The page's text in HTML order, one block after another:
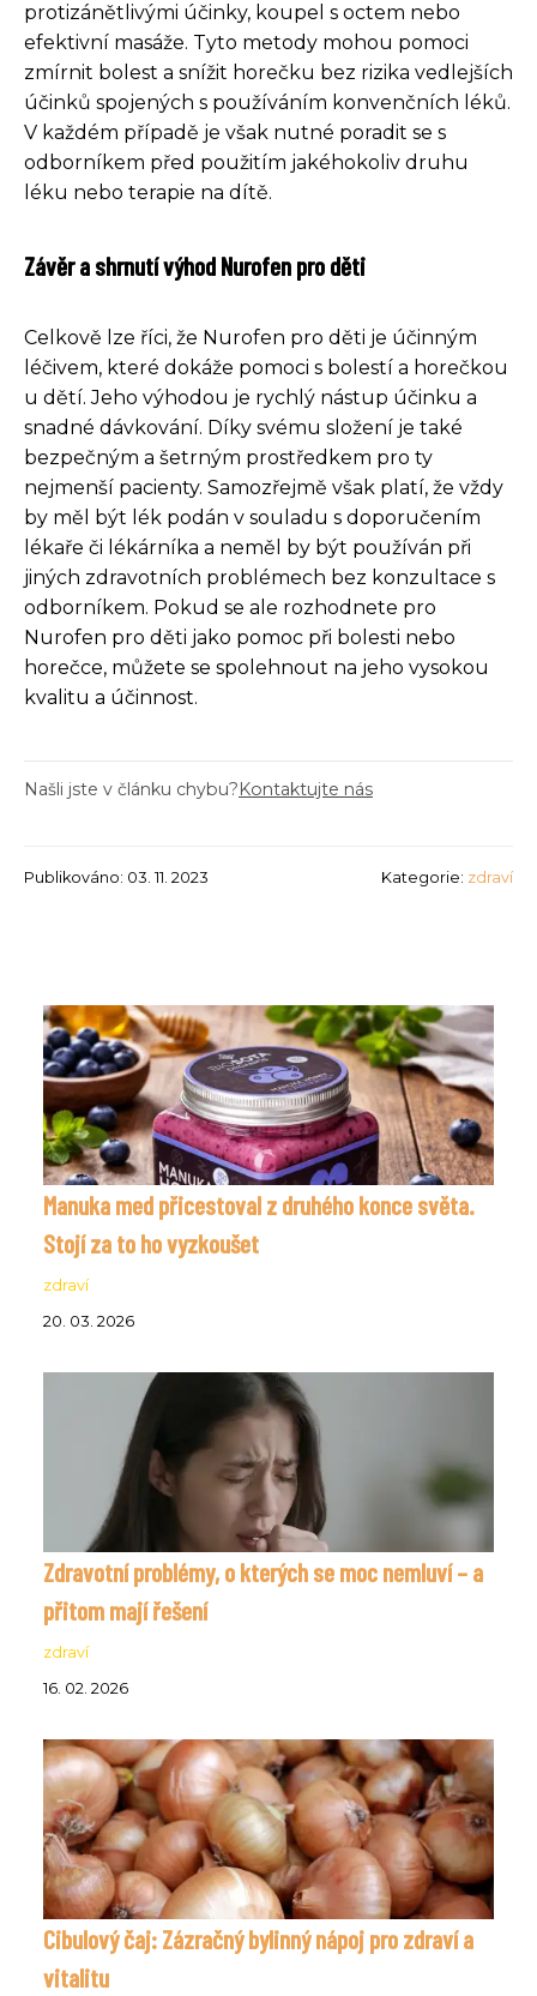
protizánětlivými účinky, koupel s octem nebo
efektivní masáže. Tyto metody mohou pomoci
zmírnit bolest a snížit horečku bez rizika vedlejších
účinků spojených s používáním konvenčních léků.
V každém případě je však nutné poradit se s
odborníkem před použitím jakéhokoliv druhu
léku nebo terapie na dítě.
Závěr a shrnutí výhod Nurofen pro děti
Celkově lze říci, že Nurofen pro děti je účinným
léčivem, které dokáže pomoci s bolestí a horečkou
u dětí. Jeho výhodou je rychlý nástup účinku a
snadné dávkování. Díky svému složení je také
bezpečným a šetrným prostředkem pro ty
nejmenší pacienty. Samozřejmě však platí, že vždy
by měl být lék podán v souladu s doporučením
lékaře či lékárníka a neměl by být používán při
jiných zdravotních problémech bez konzultace s
odborníkem. Pokud se ale rozhodnete pro
Nurofen pro děti jako pomoc při bolesti nebo
horečce, můžete se spolehnout na jeho vysokou
kvalitu a účinnost.
Našli jste v článku chybu?Kontaktujte nás
Publikováno: 03. 11. 2023 Kategorie: zdraví
Manuka med přicestoval z druhého konce světa.
Stojí za to ho vyzkoušet
zdraví
20. 03. 2026
Zdravotní problémy, o kterých se moc nemluví – a
přitom mají řešení
zdraví
16. 02. 2026
Cibulový čaj: Zázračný bylinný nápoj pro zdraví a
vitalitu